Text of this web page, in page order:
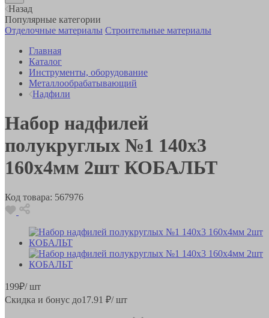
Назад
Популярные категории
Отделочные материалы Строительные материалы
Главная
Каталог
Инструменты, оборудование
Металлообрабатывающий
Надфили
Набор надфилей
полукруглых №1 140х3
160х4мм 2шт КОБАЛЬТ
Код товара: 567976
199₽/ шт
Скидка и бонус до17.91 ₽/ шт